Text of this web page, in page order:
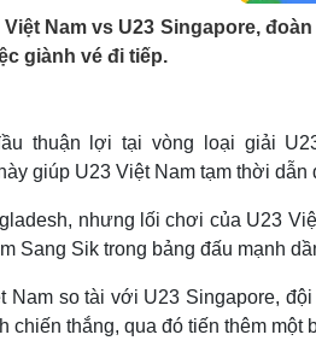
Việt Nam
Phân tích
Lịch
Đời sống
Nhà đẹp
Blog
Tình yêu - Gia đình
Văn
Sân
Văn
Âm
Di sản
Việt Nam vs U23 Singapore,
giành vé đi tiếp.
thuận lợi tại vòng loại giải
giúp U23 Việt Nam tạm thời
nhưng lối chơi của U23
Sang Sik trong bảng đấu mạnh
so tài với U23 Singapore,
chiến thắng, qua đó tiến thêm